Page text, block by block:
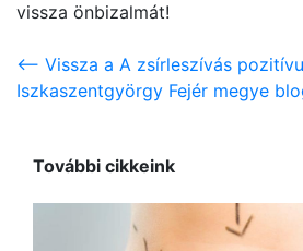
vissza önbizalmát!
<-- Vissza a A zsírleszívás
Iszkaszentgyörgy Fejér megye
További cikkeink